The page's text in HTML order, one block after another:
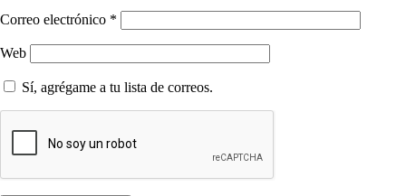
Correo electrónico *
Web
Sí, agrégame a tu lista de correos.